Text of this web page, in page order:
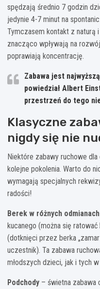
spędzają średnio 7 godzin
jedynie 4-7 minut na
Tymczasem kontakt z naturą
znacząco wpływają na
poprawiają koncentrację.
Zabawa jest
powiedział Albert
przestrzeń do tego
Klasyczne
nigdy się nie
Niektóre zabawy ruchowe
kolejne pokolenia. Warto do
wymagają specjalnych
radości!
Berek w różnych odmianach
kucanego (można się
(dotknięci przez berka
uczestnik). Ta zabawa
młodszych dzieci, jak i tych
Podchody – świetna zabawa